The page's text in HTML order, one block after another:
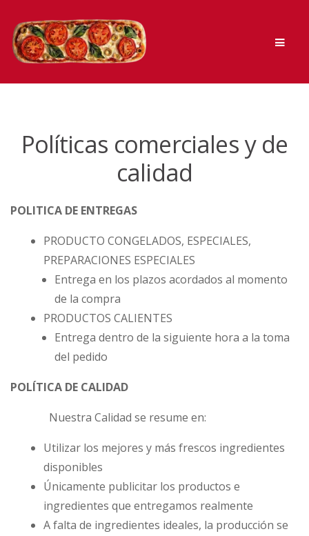
Skip
to
navigation
Skip
to
content
Políticas comerciales y de
calidad
POLITICA DE ENTREGAS
PRODUCTO CONGELADOS, ESPECIALES,
PREPARACIONES ESPECIALES
Entrega en los plazos acordados al momento
de la compra
PRODUCTOS CALIENTES
Entrega dentro de la siguiente hora a la toma
del pedido
POLÍTICA DE CALIDAD
Nuestra Calidad se resume en:
Utilizar los mejores y más frescos ingredientes
disponibles
Únicamente publicitar los productos e
ingredientes que entregamos realmente
A falta de ingredientes ideales, la producción se